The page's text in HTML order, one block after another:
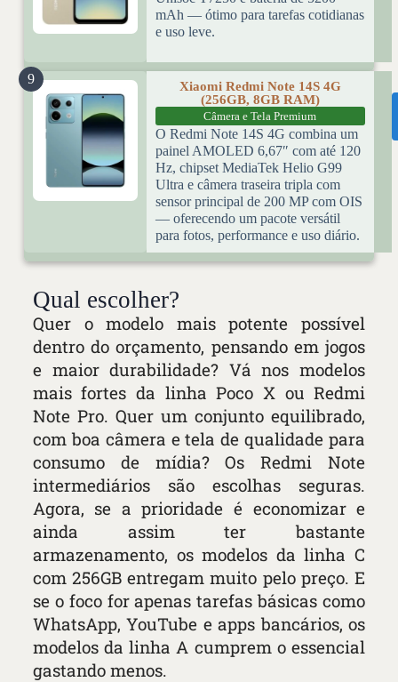
mAh — ótimo para tarefas cotidianas
e uso leve.
9
Xiaomi Redmi Note 14S 4G
(256GB, 8GB RAM)
Câmera e Tela Premium
O Redmi Note 14S 4G combina um
painel AMOLED 6,67″ com até 120
Hz, chipset MediaTek Helio G99
Ultra e câmera traseira tripla com
sensor principal de 200 MP com OIS
— oferecendo um pacote versátil
para fotos, performance e uso diário.
Qual escolher?
Quer o modelo mais potente possível
dentro do orçamento, pensando em jogos
e maior durabilidade? Vá nos modelos
mais fortes da linha Poco X ou Redmi
Note Pro. Quer um conjunto equilibrado,
com boa câmera e tela de qualidade para
consumo de mídia? Os Redmi Note
intermediários são escolhas seguras.
Agora, se a prioridade é economizar e
ainda assim ter bastante
armazenamento, os modelos da linha C
com 256GB entregam muito pelo preço. E
se o foco for apenas tarefas básicas como
WhatsApp, YouTube e apps bancários, os
modelos da linha A cumprem o essencial
gastando menos.